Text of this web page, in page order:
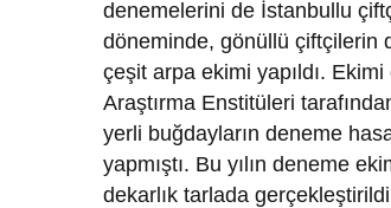
denemelerini de İstanbullu
döneminde, gönüllü çiftçilerin
çeşit arpa ekimi yapıldı.
Araştırma Enstitüleri
yerli buğdayların deneme
yapmıştı. Bu yılın deneme
dekarlık tarlada